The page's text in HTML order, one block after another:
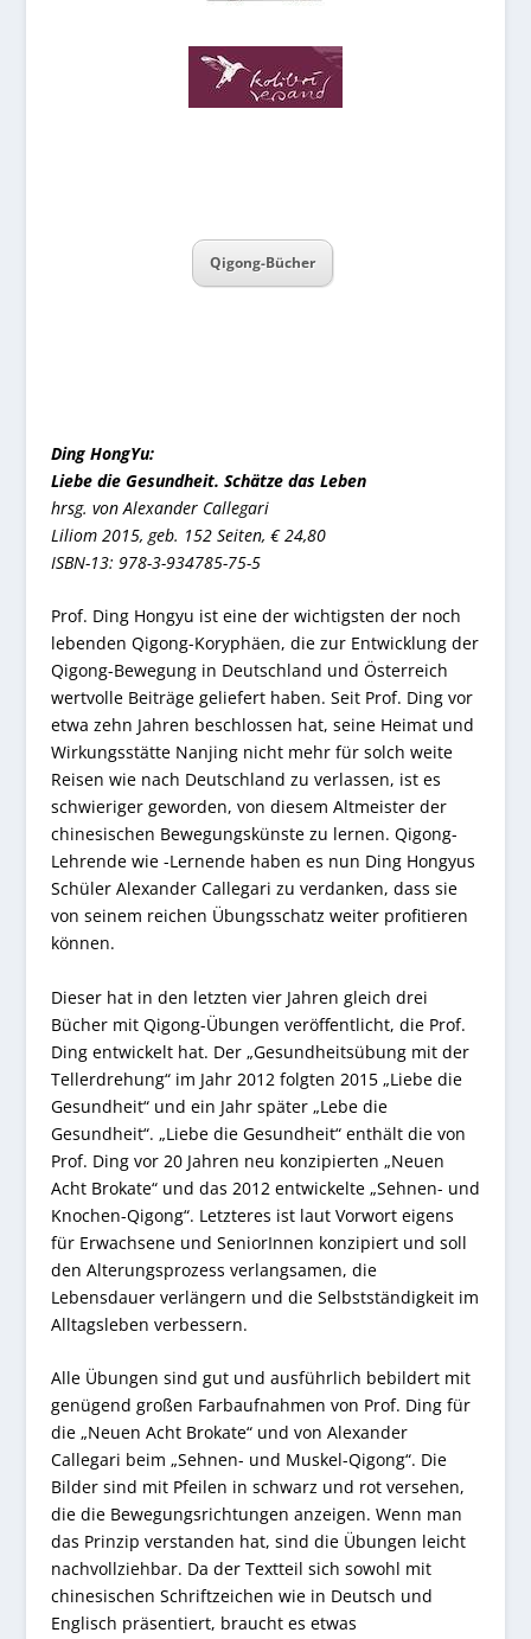
Qigong-Bücher
Ding HongYu:
Liebe die Gesundheit. Schätze das Leben
hrsg. von Alexander Callegari
Liliom 2015, geb. 152 Seiten, € 24,80
ISBN-13: 978-3-934785-75-5
Prof. Ding Hongyu ist eine der wichtigsten der noch
lebenden Qigong-Koryphäen, die zur Entwicklung der
Qigong-Bewegung in Deutschland und Österreich
wertvolle Beiträge geliefert haben. Seit Prof. Ding vor
etwa zehn Jahren beschlossen hat, seine Heimat und
Wirkungsstätte Nanjing nicht mehr für solch weite
Reisen wie nach Deutschland zu verlassen, ist es
schwieriger geworden, von diesem Altmeister der
chinesischen Bewegungskünste zu lernen. Qigong-
Lehrende wie -Lernende haben es nun Ding Hongyus
Schüler Alexander Callegari zu verdanken, dass sie
von seinem reichen Übungsschatz weiter profitieren
können.
Dieser hat in den letzten vier Jahren gleich drei
Bücher mit Qigong-Übungen veröffentlicht, die Prof.
Ding entwickelt hat. Der „Gesundheitsübung mit der
Tellerdrehung“ im Jahr 2012 folgten 2015 „Liebe die
Gesundheit“ und ein Jahr später „Lebe die
Gesundheit“. „Liebe die Gesundheit“ enthält die von
Prof. Ding vor 20 Jahren neu konzipierten „Neuen
Acht Brokate“ und das 2012 entwickelte „Sehnen- und
Knochen-Qigong“. Letzteres ist laut Vorwort eigens
für Erwachsene und SeniorInnen konzipiert und soll
den Alterungsprozess verlangsamen, die
Lebensdauer verlängern und die Selbstständigkeit im
Alltagsleben verbessern.
Alle Übungen sind gut und ausführlich bebildert mit
genügend großen Farbaufnahmen von Prof. Ding für
die „Neuen Acht Brokate“ und von Alexander
Callegari beim „Sehnen- und Muskel-Qigong“. Die
Bilder sind mit Pfeilen in schwarz und rot versehen,
die die Bewegungsrichtungen anzeigen. Wenn man
das Prinzip verstanden hat, sind die Übungen leicht
nachvollziehbar. Da der Textteil sich sowohl mit
chinesischen Schriftzeichen wie in Deutsch und
Englisch präsentiert, braucht es etwas